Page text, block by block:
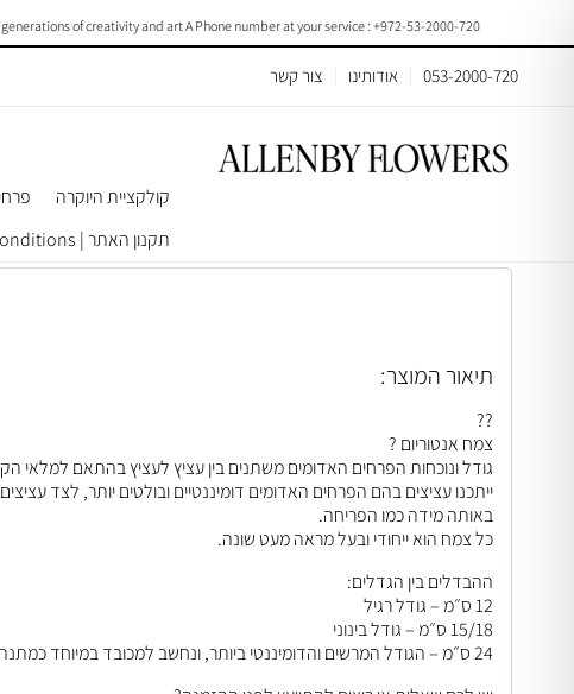
of creativity and art A Phone number at your service : +972-53-2000-720
053-2000-720 אודותינו צור קשר
קולקציית היוקרה
תקנון האתר | Terms & Conditions
תיאור המוצר:
??
צמח אנטוריום ?
גודל ונוכחות הפרחים האדומים משתנים בין עציץ לעציץ בהתאם למלאי
ייתכנו עציצים בהם הפרחים האדומים דומיננטיים ובולטים יותר, לצד
באותה מידה כמו הפריחה.
כל צמח הוא ייחודי ובעל מראה מעט שונה.
ההבדלים בין הגדלים:
12 ס״מ – גודל רגיל
15/18 ס״מ – גודל בינוני
24 ס״מ – הגודל המרשים והדומיננטי ביותר, ונחשב למכובד במיוחד כמתנה.